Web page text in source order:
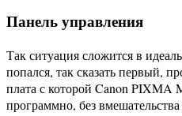
Панель управления
Так ситуация сложится в
попался, так сказать первый,
плата с которой Canon PIXMA
программно, без